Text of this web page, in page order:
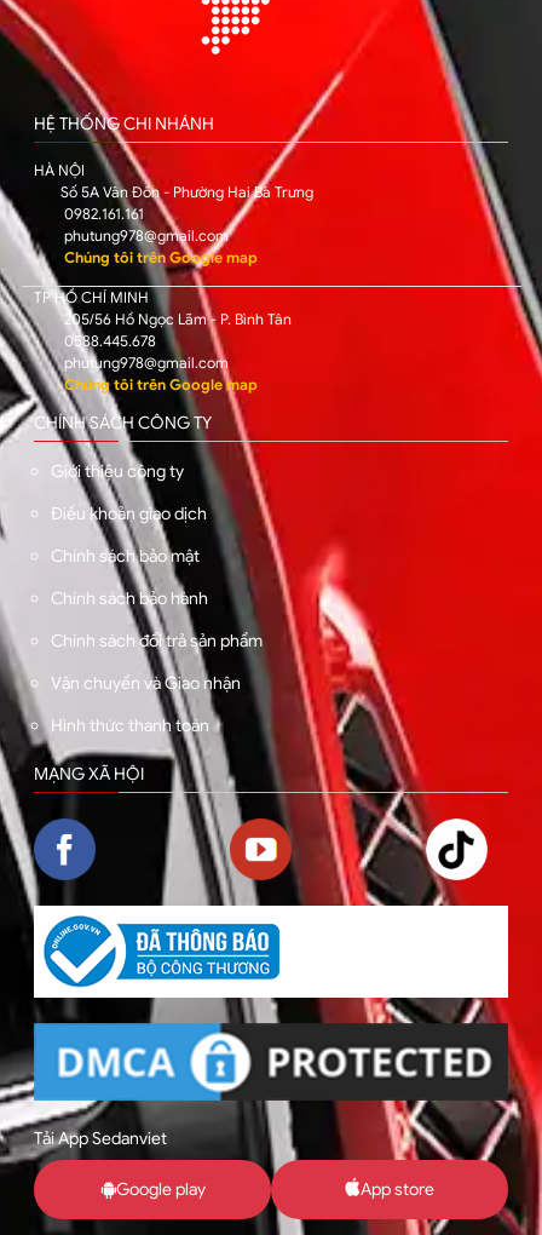
HỆ THỐNG CHI NHÁNH
HÀ NỘI
Số 5A Vân Đồn - Phường Hai Bà Trưng
0982.161.161
phutung978@gmail.com
Chúng tôi trên Google map
TP HỒ CHÍ MINH
205/56 Hồ Ngọc Lãm - P. Bình Tân
0588.445.678
phutung978@gmail.com
Chúng tôi trên Google map
CHÍNH SÁCH CÔNG TY
Giới thiệu công ty
Điều khoản giao dịch
Chính sách bảo mật
Chính sách bảo hành
Chính sách đổi trả sản phẩm
Vận chuyển và Giao nhận
Hình thức thanh toán
MẠNG XÃ HỘI
Tải App Sedanviet
Google play App store